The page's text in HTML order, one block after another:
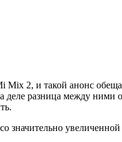
Mix 2, и такой анонс
деле разница между